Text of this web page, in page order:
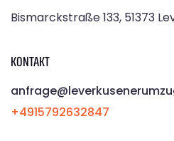
Bismarckstraße 133, 51373
KONTAKT
+4915792632847